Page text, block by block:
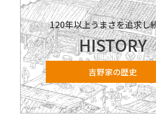
120年以上うまさを追求し
HISTORY
吉野家の歴史